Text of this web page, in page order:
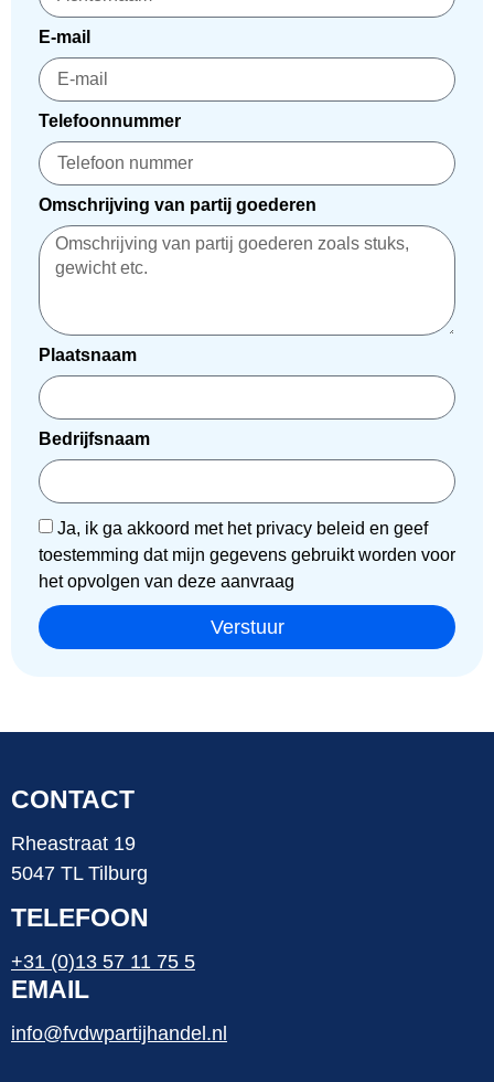
E-mail
Telefoonnummer
Omschrijving van partij goederen
Plaatsnaam
Bedrijfsnaam
Ja, ik ga akkoord met het privacy beleid en geef
toestemming dat mijn gegevens gebruikt worden voor
het opvolgen van deze aanvraag
Verstuur
CONTACT
Rheastraat 19
5047 TL Tilburg
TELEFOON
+31 (0)13 57 11 75 5
EMAIL
info@fvdwpartijhandel.nl